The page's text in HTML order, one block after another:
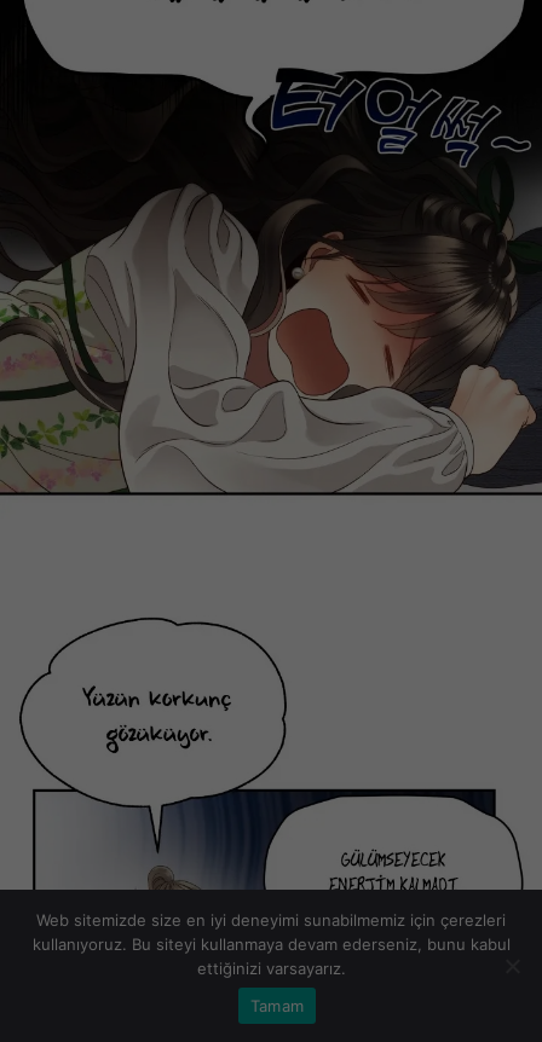
Web sitemizde size en iyi deneyimi sunabilmemiz için çerezleri
kullanıyoruz. Bu siteyi kullanmaya devam ederseniz, bunu kabul
ettiğinizi varsayarız.
Tamam